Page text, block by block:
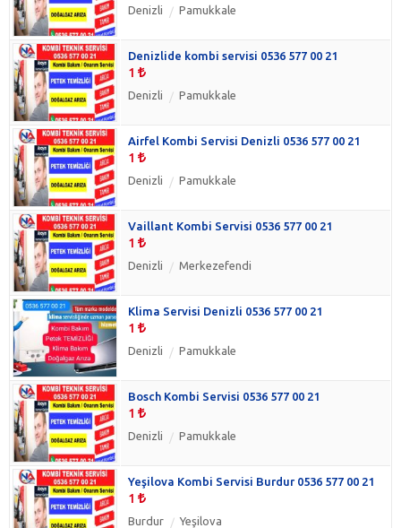
Denizli Pamukkale
Denizlide kombi servisi 0536 577 00 21
1
Denizli Pamukkale
Airfel Kombi Servisi Denizli 0536 577 00 21
1
Denizli Pamukkale
Vaillant Kombi Servisi 0536 577 00 21
1
Denizli Merkezefendi
Klima Servisi Denizli 0536 577 00 21
1
Denizli Pamukkale
Bosch Kombi Servisi 0536 577 00 21
1
Denizli Pamukkale
Yeşilova Kombi Servisi Burdur 0536 577 00 21
1
Burdur Yeşilova